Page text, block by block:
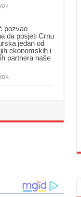
pozvao
da posjeti Crnu
jedan od
ekonomskih i
partnera naše